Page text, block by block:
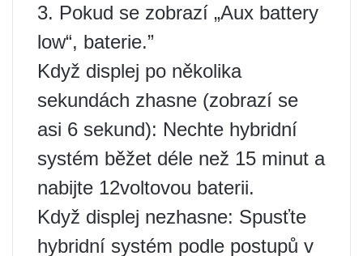
3. Pokud se zobrazí „Aux battery
low“, baterie.”
Když displej po několika
sekundách zhasne (zobrazí se
asi 6 sekund): Nechte hybridní
systém běžet déle než 15 minut a
nabijte 12voltovou baterii.
Když displej nezhasne: Spusťte
hybridní systém podle postupů v